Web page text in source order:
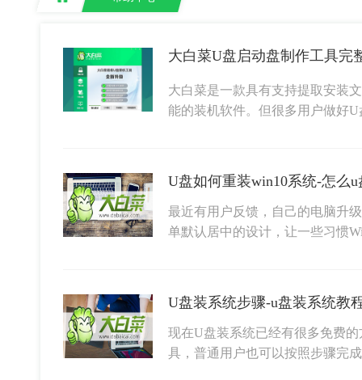
大白菜U盘启动盘制作工具完
大白菜是一款具有支持提取安装
能的装机软件。但很多用户做好
U盘如何重装win10系统-怎么
最近有用户反馈，自己的电脑升
单默认居中的设计，让一些习惯
U盘装系统步骤-u盘装系统教
现在U盘装系统已经有很多免费
具，普通用户也可以按照步骤完